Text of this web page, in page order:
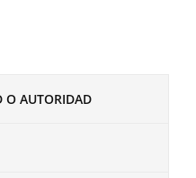
O AUTORIDAD